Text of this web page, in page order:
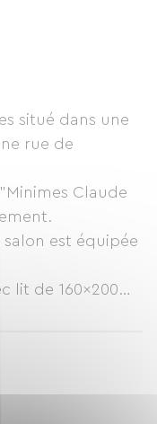
situé dans une
rue de
Claude
salon est équipée
lit de 160x200
de sa terrasse